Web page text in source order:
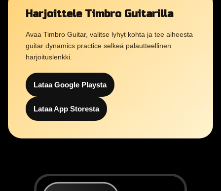
Harjoittele Timbro Guitarilla
Avaa Timbro Guitar, valitse lyhyt kohta ja tee aiheesta
guitar dynamics practice selkeä palautteellinen
harjoituslenkki.
Lataa Google Playsta
Lataa App Storesta